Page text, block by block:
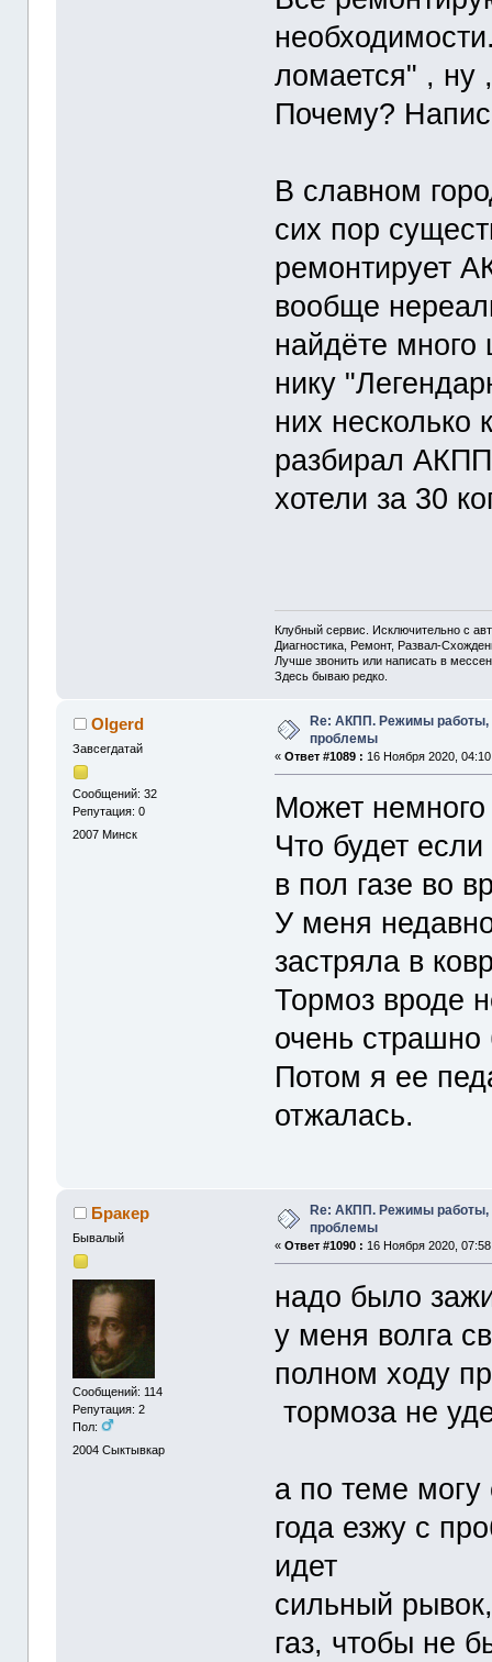
ломается" , ну
Почему?
В славном
сих пор
ремонтирует
вообще
найдёте
нику
них несколько
разбирал
хотели за 30
Клубный сервис. Исключительно с
Диагностика, Ремонт, Развал-
Лучше звонить или написать в
Здесь бываю редко.
Olgerd
Завсегдатай
Сообщений: 32
Репутация: 0
2007 Минск
Re: АКПП. Режимы работы,
проблемы
«Ответ #1089 : 16 Ноября 2020,
Может
Что будет
в пол газе во
У меня
застряла в
Тормоз вроде
очень
Потом я ее
отжалась.
Бракер
Бывалый
Сообщений: 114
Репутация: 2
Пол:
2004 Сыктывкар
Re: АКПП. Режимы работы,
проблемы
«Ответ #1090 : 16 Ноября 2020,
надо было
у меня волга
полном ходу
тормоза не
а по теме могу
года езжу с
идет
сильный
газ, чтобы не